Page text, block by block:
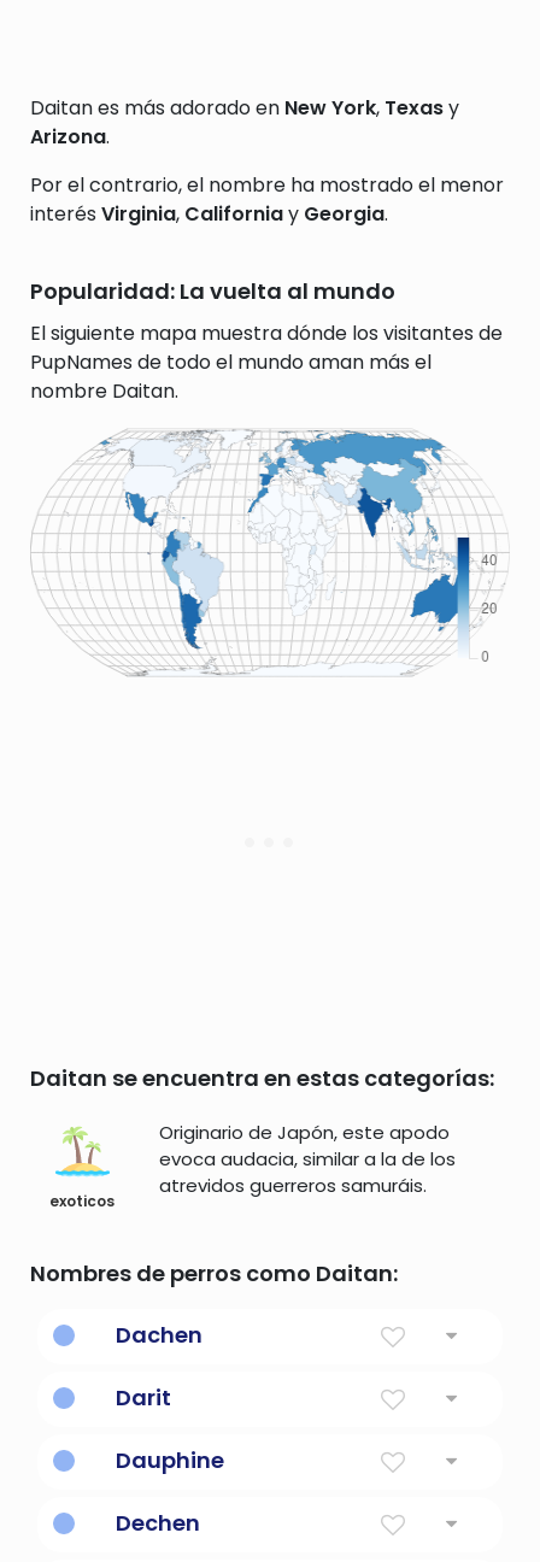
Daitan es más adorado en New York, Texasy
Arizona.
Por el contrario, el nombre ha mostrado el menor
interés Virginia, Californiay Georgia.
Popularidad: La vuelta al mundo
El siguiente mapa muestra dónde los visitantes de
PupNames de todo el mundo aman más el
nombre Daitan.
Daitan se encuentra en estas categorías:
exoticos
Originario de Japón, este apodo
evoca audacia, similar a la de los
atrevidos guerreros samuráis.
Nombres de perros como Daitan:
Dachen
Darit
Dauphine
Dechen